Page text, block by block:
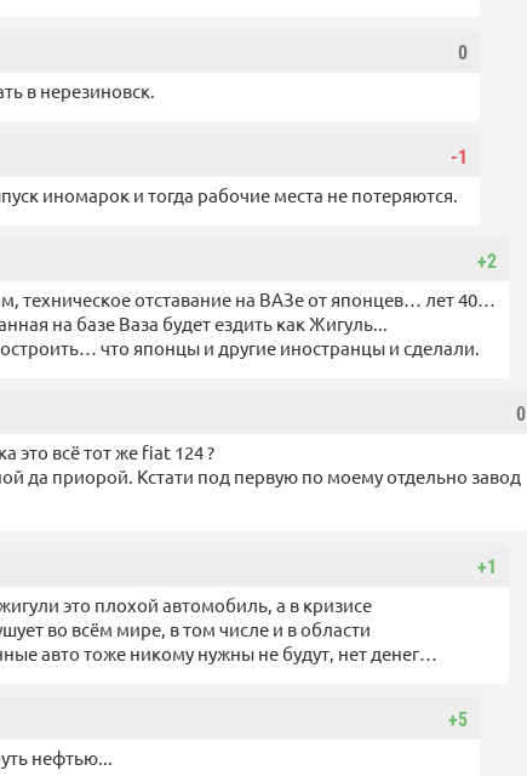
0
в нерезиновск.
-1
иномарок и тогда рабочие места не потеряются.
+2
техническое отставание на ВАЗе от японцев… лет 40…
на базе Ваза будет ездить как Жигуль...
что японцы и другие иностранцы и сделали.
0
это всё тот же fiat 124 ?
да приорой. Кстати под первую по моему отдельно завод
+1
это плохой автомобиль, а в кризисе
во всём мире, в том числе и в области
авто тоже никому нужны не будут, нет денег…
+5
нефтью...